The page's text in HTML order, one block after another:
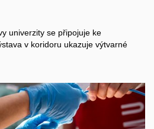
univerzity se připojuje ke
v koridoru ukazuje výtvarné